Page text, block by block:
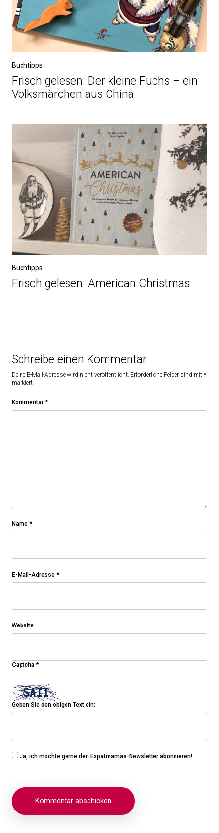
Buchtipps
Frisch gelesen: Der kleine Fuchs – ein
Volksmärchen aus China
Buchtipps
Frisch gelesen: American Christmas
Schreibe einen Kommentar
Deine E-Mail-Adresse wird nicht veröffentlicht. Erforderliche Felder sind mit *
markiert
Kommentar *
Name *
E-Mail-Adresse *
Website
Captcha *
Geben Sie den obigen Text ein:
Ja, ich möchte gerne den Expatmamas-Newsletter abonnieren!